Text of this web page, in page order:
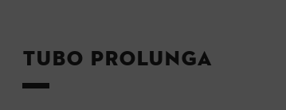
Tubo prolunga